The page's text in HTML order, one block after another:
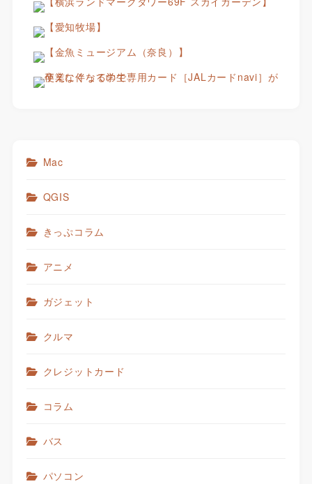
Mac
QGIS
きっぷコラム
アニメ
ガジェット
クルマ
クレジットカード
コラム
バス
パソコン